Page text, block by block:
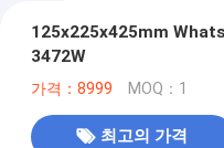
125x225x425mm
3472W
가격：8999 MOQ：1
최고의 가격